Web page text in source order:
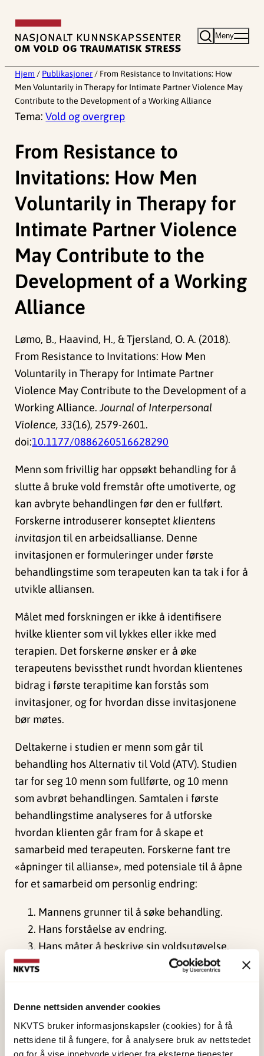
Denne nettsiden anvender cookies
NKVTS bruker informasjonskapsler (cookies) for å få
nettsidene til å fungere, for å analysere bruk av nettstedet
og for å vise innebygde videoer fra eksterne tjenester.
innhold
Meny
Hjem / Publikasjoner / From Resistance to Invitations: How
Men Voluntarily in Therapy for Intimate Partner Violence May
Contribute to the Development of a Working Alliance
Tema:Vold og overgrep
From Resistance to
Invitations: How Men
Voluntarily in Therapy for
Intimate Partner Violence
May Contribute to the
Development of a Working
Alliance
Lømo, B., Haavind, H., & Tjersland, O. A. (2018).
From Resistance to Invitations: How Men
Voluntarily in Therapy for Intimate Partner
Violence May Contribute to the Development of a
Working Alliance.Journal of Interpersonal
Violence, 33(16), 2579-2601.
doi:10.1177/0886260516628290
Menn som frivillig har oppsøkt behandling for å
slutte å bruke vold fremstår ofte umotiverte, og
kan avbryte behandlingen før den er fullført.
Forskerne introduserer konseptet klientens
invitasjontil en arbeidsallianse. Denne
invitasjonen er formuleringer under første
behandlingstime som terapeuten kan ta tak i for å
utvikle alliansen.
Målet med forskningen er ikke å identifisere
hvilke klienter som vil lykkes eller ikke med
terapien. Det forskerne ønsker er å øke
terapeutens bevissthet rundt hvordan klientenes
bidrag i første terapitime kan forstås som
invitasjoner, og for hvordan disse invitasjonene
bør møtes.
Deltakerne i studien er menn som går til
behandling hos Alternativ til Vold (ATV). Studien
tar for seg 10 menn som fullførte, og 10 menn
som avbrøt behandlingen. Samtalen i første
behandlingstime analyseres for å utforske
hvordan klienten går fram for å skape et
samarbeid med terapeuten. Forskerne fant tre
«åpninger til allianse», med potensiale til å åpne
for et samarbeid om personlig endring:
Mannens grunner til å søke behandling.
Hans forståelse av endring.
Hans måter å beskrive sin voldsutøvelse.
Innenfor disse åpningene observerte forskerne
men nesten alle mennene formulerte minst en
sterk invitasjon innenfor en av de tre åpningene.
For å etablere en arbeidsallianse er det viktig å ta